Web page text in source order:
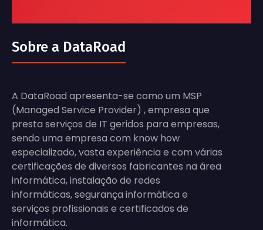
Sobre a DataRoad
A DataRoad apresenta-se como um MSP
(Managed Service Provider) , empresa que
presta serviços de IT geridos para empresas,
sendo uma empresa com know how
especializado, vasta experiência e com várias
certificações de diversos fabricantes na área
informática, instalação de redes
informáticas, segurança informática e
serviços profissionais e certificados de
informática.